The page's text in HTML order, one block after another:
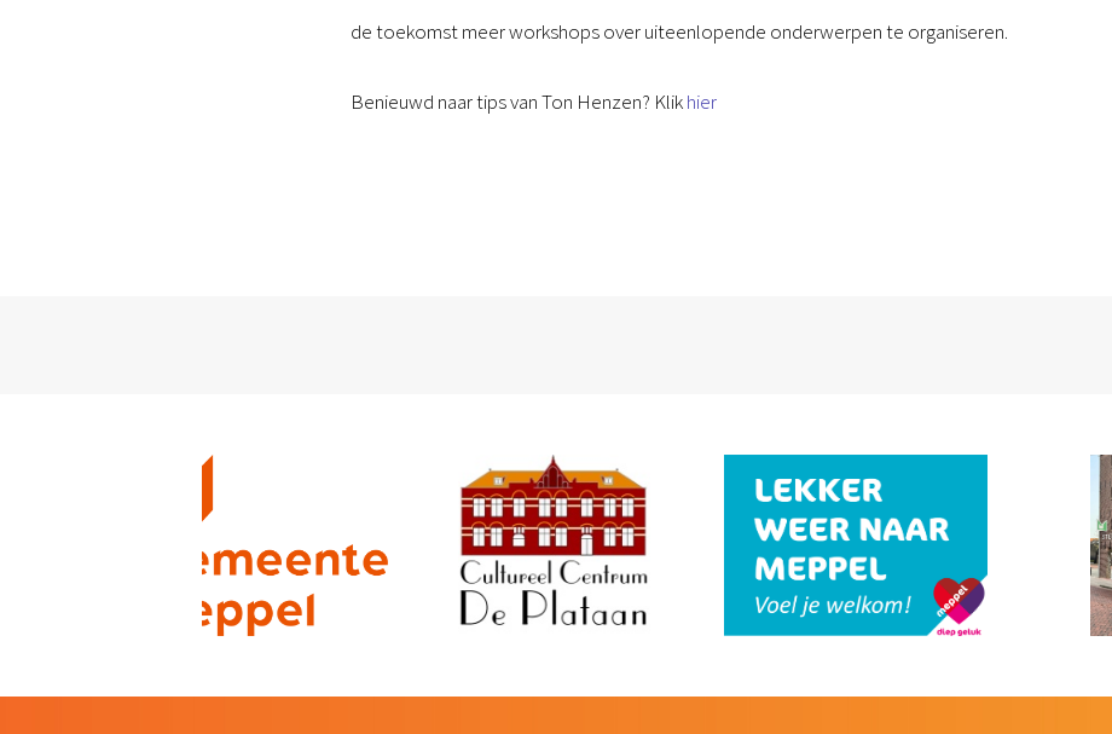
de toekomst meer workshops over uiteenlopende onderwerpen te organiseren.
Benieuwd naar tips van Ton Henzen? Klikhier